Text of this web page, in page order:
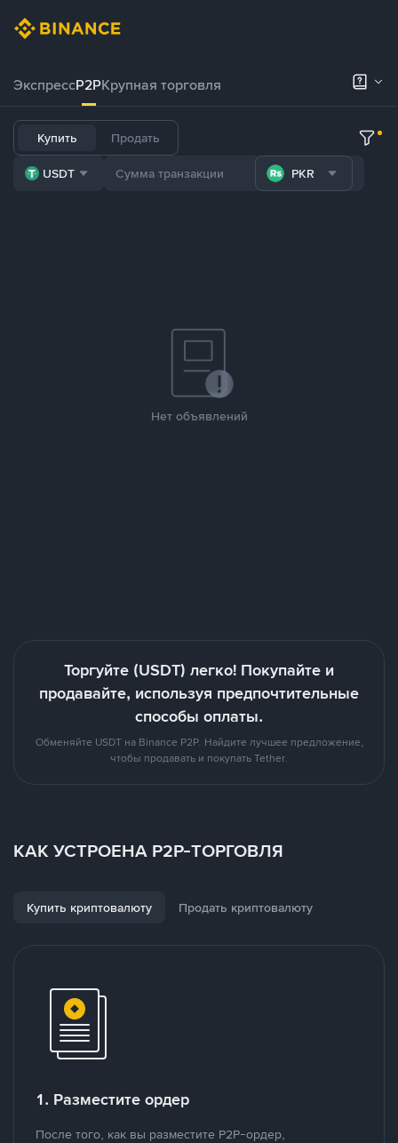
ЭкспрессP2PКрупная торговля
Купить Продать
USDT PKR
Нет объявлений
Торгуйте (USDT) легко! Покупайте и
продавайте, используя предпочтительные
способы оплаты.
Обменяйте USDT на Binance P2P. Найдите лучшее предложение,
чтобы продавать и покупать Tether.
КАК УСТРОЕНА P2P-ТОРГОВЛЯ
Купить криптовалюту Продать криптовалюту
1. Разместите ордер
После того, как вы разместите P2P-ордер,